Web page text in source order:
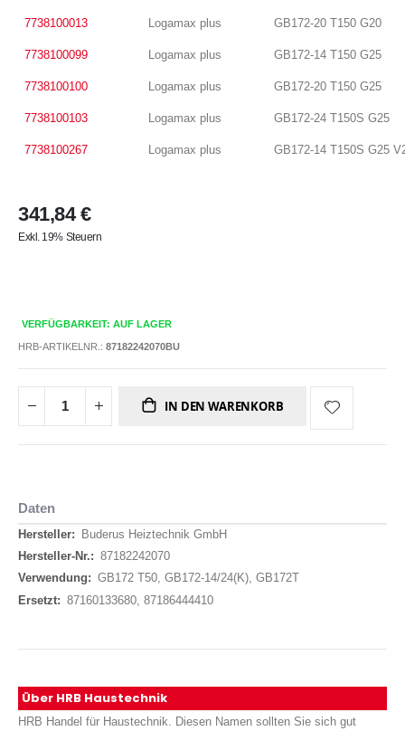
7738100013 Logamax plus GB172-20 T150 G20
7738100099 Logamax plus GB172-14 T150 G25
7738100100 Logamax plus GB172-20 T150 G25
7738100103 Logamax plus GB172-24 T150S G25
7738100267 Logamax plus GB172-14 T150S G25
341,84 €
Exkl. 19% Steuern
VERFÜGBARKEIT: AUF LAGER
HRB-ARTIKELNR.: 87182242070BU
IN DEN WARENKORB
Daten
Daten
Buderus Heiztechnik GmbH
87182242070
GB172 T50, GB172-14/24(K), GB172T
87160133680, 87186444410
Über HRB Haustechnik
HRB Handel für Haustechnik. Diesen Namen sollten Sie sich gut